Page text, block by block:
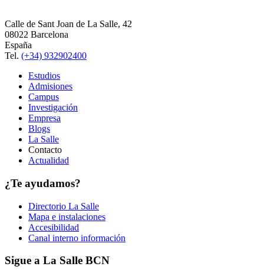
Calle de Sant Joan de La Salle, 42
08022 Barcelona
España
Tel. (+34) 932902400
Estudios
Admisiones
Campus
Investigación
Empresa
Blogs
La Salle
Contacto
Actualidad
¿Te ayudamos?
Directorio La Salle
Mapa e instalaciones
Accesibilidad
Canal interno información
Sigue a La Salle BCN